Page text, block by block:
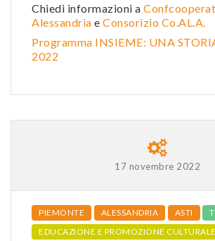
Chiedi informazioni a
Alessandria e Consorizio Co.AL.A.
Programma INSIEME: UNA
2022
17 novembre 2022
PIEMONTE ALESSANDRIA ASTI
EDUCAZIONE E PROMOZIONE CULTURALE